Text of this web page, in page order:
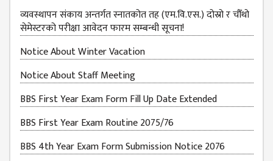
व्यवस्थापन संकाय अन्तर्गत स्नातकोत तह (एम.वि.एस.) दोस्रो र चौँथो
सेमेस्टरको परीक्षा आवेदन फारम सम्बन्धी सूचना!
Notice About Winter Vacation
Notice About Staff Meeting
BBS First Year Exam Form Fill Up Date Extended
BBS First Year Exam Routine 2075/76
BBS 4th Year Exam Form Submission Notice 2076